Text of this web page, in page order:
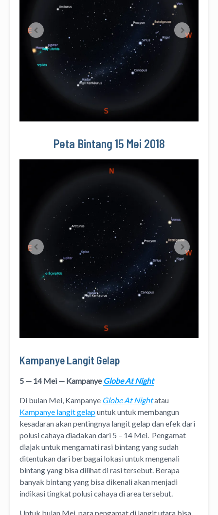
Peta Bintang 15 Mei 2018
Kampanye Langit Gelap
5 — 14 Mei — Kampanye Globe At Night
Di bulan Mei, Kampanye Globe At Nightatau
Kampanye langit gelapuntuk untuk membangun
kesadaran akan pentingnya langit gelap dan efek dari
polusi cahaya diadakan dari 5 – 14 Mei. Pengamat
diajak untuk mengamati rasi bintang yang sudah
ditentukan dari berbagai lokasi untuk mengenali
bintang yang bisa dilihat di rasi tersebut. Berapa
banyak bintang yang bisa dikenali akan menjadi
indikasi tingkat polusi cahaya di area tersebut.
Untuk bulan Mei, para pengamat di langit utara bisa